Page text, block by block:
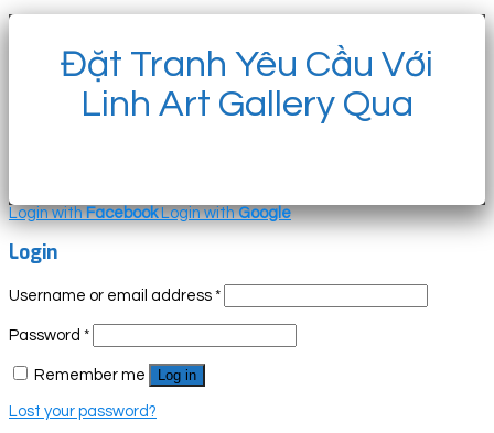
Đặt Tranh Yêu Cầu Với
Linh Art Gallery Qua
Login withFacebook Login withGoogle
Login
Username or email address *
Password *
Remember me Log in
Lost your password?